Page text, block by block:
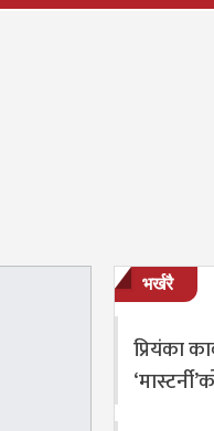
भर्खरै
प्रियंका